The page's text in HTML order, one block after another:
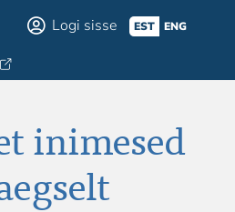
Logi sisse EST ENG
inimesed